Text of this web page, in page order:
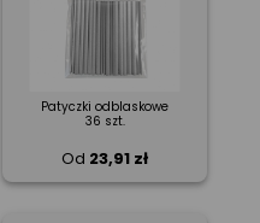
Patyczki odblaskowe
36 szt.
Od 23,91 zł